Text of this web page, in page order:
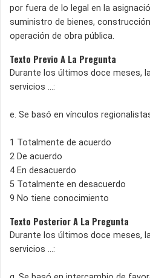
por fuera de lo legal en la
suministro de bienes,
operación de obra pública.
Texto Previo A La Pregunta
Durante los últimos doce meses,
servicios ...:
e. Se basó en vínculos
1 Totalmente de acuerdo
2 De acuerdo
4 En desacuerdo
5 Totalmente en desacuerdo
9 No tiene conocimiento
Texto Posterior A La Pregunta
Durante los últimos doce meses,
servicios ...: